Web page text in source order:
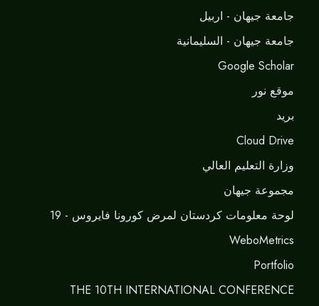
جامعة جيهان - اربيل
جامعة جيهان - السليمانية
Google Scholar
موقع نور
برید
Cloud Drive
وزارة التعليم العالي
مجموعة جيهان
لوحة معلومات كردستان لمرض كورونا فايروس - 19
WeboMetrics
Portfolio
THE 10TH INTERNATIONAL CONFERENCE